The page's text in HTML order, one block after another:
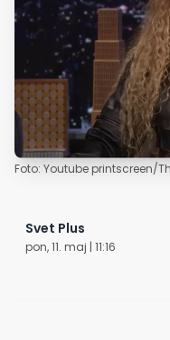
Foto: Youtube printscreen/
Svet Plus
pon, 11. maj | 11:16